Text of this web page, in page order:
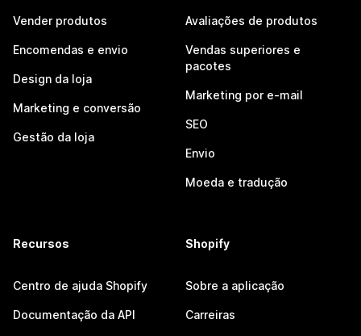
Vender produtos
Encomendas e envio
Design da loja
Marketing e conversão
Gestão da loja
Avaliações de produtos
Vendas superiores e
pacotes
Marketing por e-mail
SEO
Envio
Moeda e tradução
Recursos
Centro de ajuda Shopify
Documentação da API
Shopify
Sobre a aplicação
Carreiras